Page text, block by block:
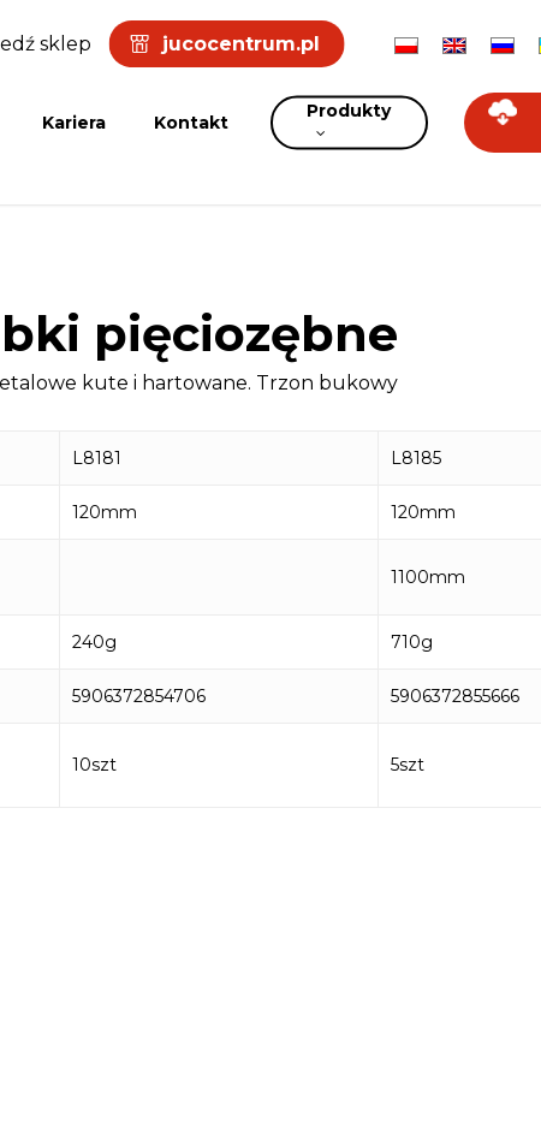
sklep jucocentrum.pl
Kariera Kontakt
Produkty
pięciozębne
kute i hartowane. Trzon bukowy
L8181 L8185
120mm 120mm
1100mm
240g 710g
5906372854706 5906372855666
10szt 5szt